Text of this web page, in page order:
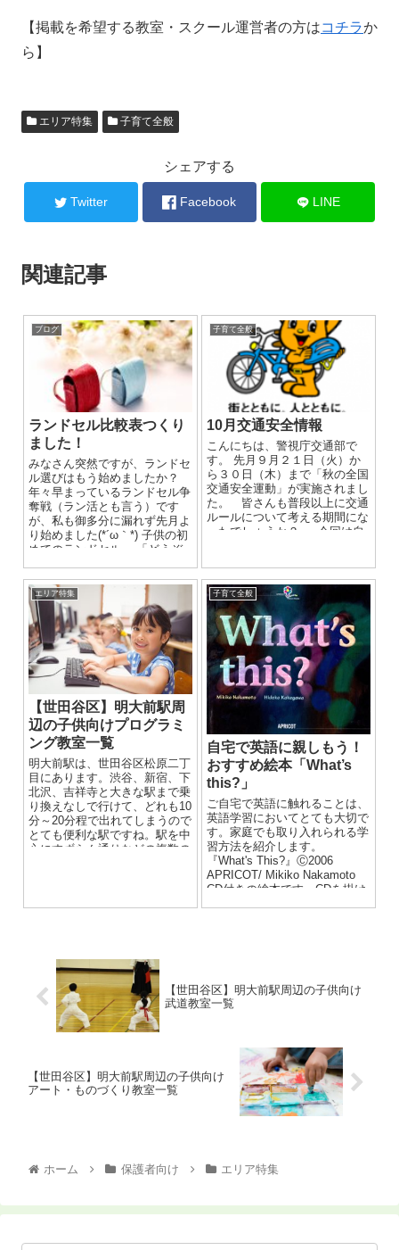
【掲載を希望する教室・スクール運営者の方はコチラか
ら】
エリア特集 子育て全般
シェアする
Twitter Facebook LINE
関連記事
ブログ
ランドセル比較表つくり
ました！
みなさん突然ですが、ランドセ
ル選びはもう始めましたか？
年々早まっているランドセル争
奪戦（ラン活とも言う）です
が、私も御多分に漏れず先月よ
り始めました(*´ω｀*) 子供の初
めてのランドセル。 「どうぞ
子育て全般
10月交通安全情報
こんにちは、警視庁交通部で
す。 先月９月２１日（火）か
ら３０日（木）まで「秋の全国
交通安全運動」が実施されまし
た。 皆さんも普段以上に交通
ルールについて考える期間にな
ったでしょうか？ 今回は自
合（法律で定められている場
合）もありますが、自転車は字
のとおり車の仲間ですので、車
道を通行するのが原則です。
周りの車やバイクを見ていた
だければわかるように、車道で
は左側通行です。 車道の右
側を走行している自転車を見る
ことがありますが、この行為は
交通違反です。 道路の右側に
行きたいお店があるから、先の
交差点で右折するからなどの理
由で道路の右側を走ってしまっ
たことはありませんか？ 右
側通行は違反であることは当然
ですが、さらに対向から走行し
てくる車両と正面衝突をしてし
まう危険や、交差点で左右から
進行してくる車両の可視範囲
（交差点内の見える範囲）外と
なってしまい、車両の運転手に
見落とされてしまう可能性もあ
エリア特集
【世田谷区】明大前駅周
辺の子供向けプログラミ
ング教室一覧
明大前駅は、世田谷区松原二丁
目にあります。渋谷、新宿、下
北沢、吉祥寺と大きな駅まで乗
り換えなしで行けて、どれも10
分～20分程で出れてしまうので
とても便利な駅ですね。駅を中
心にすずらん通りなどの複数の
子育て全般
自宅で英語に親しもう！
おすすめ絵本「What’s
this?」
ご自宅で英語に触れることは、
英語学習においてとても大切で
す。家庭でも取り入れられる学
習方法を紹介します。
『What's This?』Ⓒ2006
APRICOT/ Mikiko Nakamoto
CD付きの絵本です。CDを掛け
【世田谷区】明大前駅周辺の子供向け
武道教室一覧
【世田谷区】明大前駅周辺の子供向け
アート・ものづくり教室一覧
ホーム 保護者向け エリア特集